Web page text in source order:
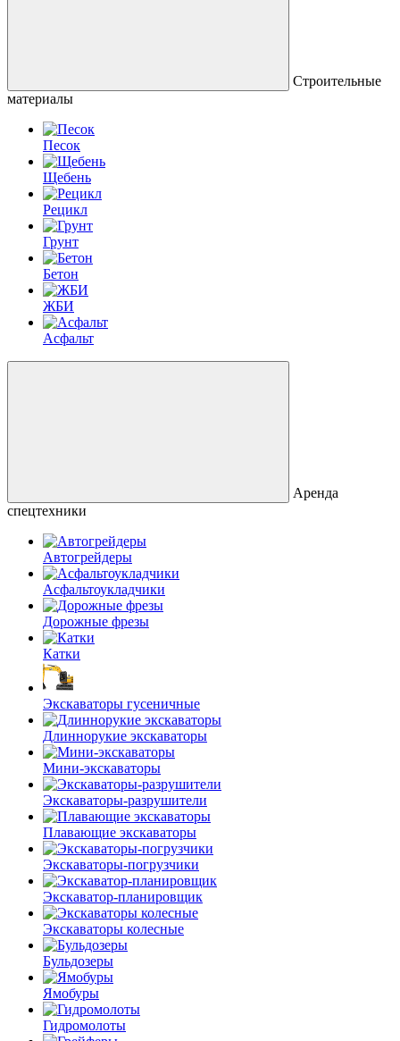
Строительные
материалы
Песок
Щебень
Рецикл
Грунт
Бетон
ЖБИ
Асфальт
Аренда
спецтехники
Автогрейдеры
Асфальто­укладчики
Дорожные фрезы
Катки
Экскаваторы гусеничные
Длиннорукие экскаваторы
Мини-экскаваторы
Экскаваторы-разрушители
Плавающие экскаваторы
Экскаваторы-погрузчики
Экскаватор-планировщик
Экскаваторы колесные
Бульдозеры
Ямобуры
Гидромолоты